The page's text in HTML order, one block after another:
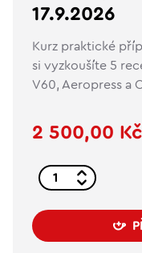
17.9.2026
Kurz praktické
si vyzkoušíte 5
V60, Aeropress a
2 500,00 Kč